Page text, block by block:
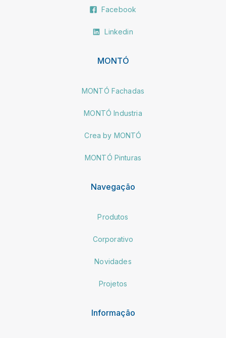
Facebook
Linkedin
MONTÓ
MONTÓ Fachadas
MONTÓ Industria
Crea by MONTÓ
MONTÓ Pinturas
Navegação
Produtos
Corporativo
Novidades
Projetos
Informação